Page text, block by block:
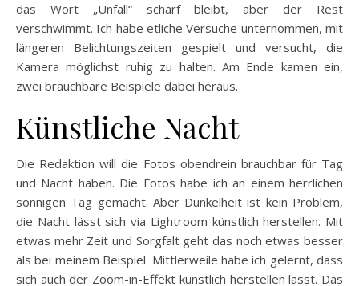
das Wort „Unfall“ scharf bleibt, aber der Rest
verschwimmt. Ich habe etliche Versuche unternommen, mit
längeren Belichtungszeiten gespielt und versucht, die
Kamera möglichst ruhig zu halten. Am Ende kamen ein,
zwei brauchbare Beispiele dabei heraus.
Künstliche Nacht
Die Redaktion will die Fotos obendrein brauchbar für Tag
und Nacht haben. Die Fotos habe ich an einem herrlichen
sonnigen Tag gemacht. Aber Dunkelheit ist kein Problem,
die Nacht lässt sich via Lightroom künstlich herstellen. Mit
etwas mehr Zeit und Sorgfalt geht das noch etwas besser
als bei meinem Beispiel. Mittlerweile habe ich gelernt, dass
sich auch der Zoom-in-Effekt künstlich herstellen lässt. Das